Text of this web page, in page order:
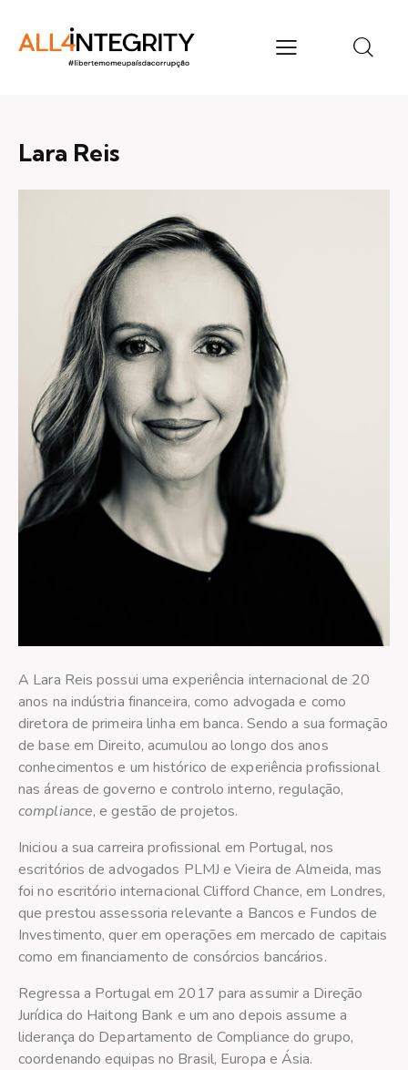
Lara Reis
A Lara Reis possui uma experiência internacional de 20
anos na indústria financeira, como advogada e como
diretora de primeira linha em banca. Sendo a sua formação
de base em Direito, acumulou ao longo dos anos
conhecimentos e um histórico de experiência profissional
nas áreas de governo e controlo interno, regulação,
compliance, e gestão de projetos.
Iniciou a sua carreira profissional em Portugal, nos
escritórios de advogados PLMJ e Vieira de Almeida, mas
foi no escritório internacional Clifford Chance, em Londres,
que prestou assessoria relevante a Bancos e Fundos de
Investimento, quer em operações em mercado de capitais
como em financiamento de consórcios bancários.
Regressa a Portugal em 2017 para assumir a Direção
Jurídica do Haitong Bank e um ano depois assume a
liderança do Departamento de Compliance do grupo,
coordenando equipas no Brasil, Europa e Ásia.